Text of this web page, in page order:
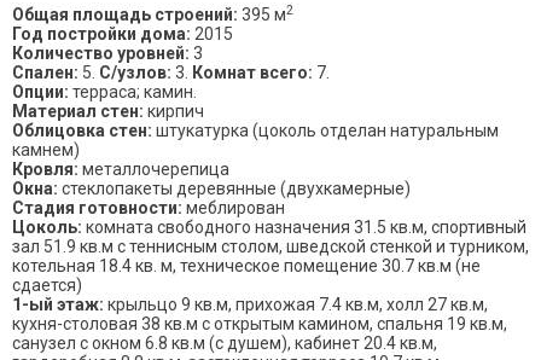
Общая площадь строений: 395 м2
Год постройки дома: 2015
Количество уровней: 3
Спален: 5. С/узлов: 3. Комнат всего: 7.
Опции: терраса; камин.
Материал стен: кирпич
Облицовка стен: штукатурка (цоколь отделан натуральным
камнем)
Кровля: металлочерепица
Окна: стеклопакеты деревянные (двухкамерные)
Стадия готовности: меблирован
Цоколь: комната свободного назначения 31.5 кв.м, спортивный
зал 51.9 кв.м с теннисным столом, шведской стенкой и турником,
котельная 18.4 кв. м, техническое помещение 30.7 кв.м (не
сдается)
1-ый этаж: крыльцо 9 кв.м, прихожая 7.4 кв.м, холл 27 кв.м,
кухня-столовая 38 кв.м с открытым камином, спальня 19 кв.м,
санузел с окном 6.8 кв.м (с душем), кабинет 20.4 кв.м,